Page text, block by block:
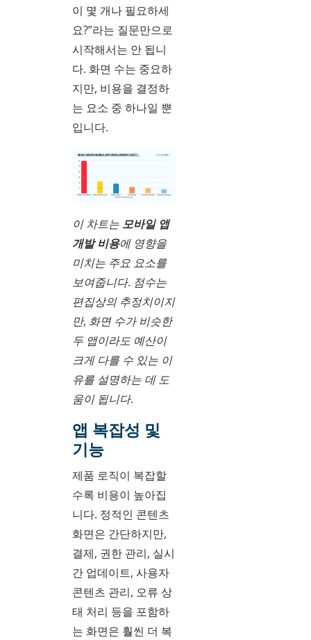
이 몇 개나 필요하세
요?”라는 질문만으로
시작해서는 안 됩니
다. 화면 수는 중요하
지만, 비용을 결정하
는 요소 중 하나일 뿐
입니다.
이 차트는 모바일 앱
개발 비용에 영향을
미치는 주요 요소를
보여줍니다. 점수는
편집상의 추정치이지
만, 화면 수가 비슷한
두 앱이라도 예산이
크게 다를 수 있는 이
유를 설명하는 데 도
움이 됩니다.
앱 복잡성 및
기능
제품 로직이 복잡할
수록 비용이 높아집
니다. 정적인 콘텐츠
화면은 간단하지만,
결제, 권한 관리, 실시
간 업데이트, 사용자
콘텐츠 관리, 오류 상
태 처리 등을 포함하
는 화면은 훨씬 더 복